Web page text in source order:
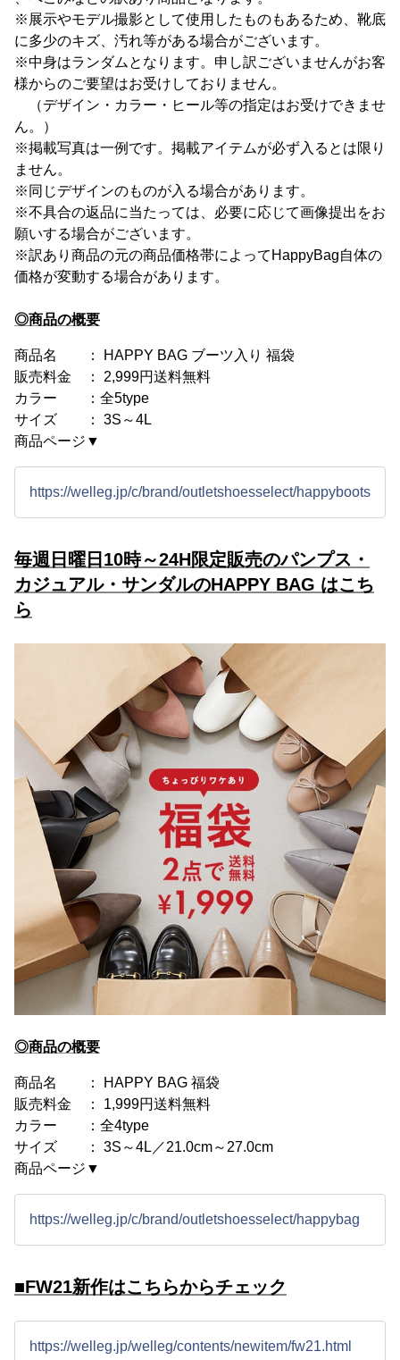
※展示やモデル撮影として使用したものもあるため、靴底
に多少のキズ、汚れ等がある場合がございます。
※中身はランダムとなります。申し訳ございませんがお客
様からのご要望はお受けしておりません。
（デザイン・カラー・ヒール等の指定はお受けできませ
ん。）
※掲載写真は一例です。掲載アイテムが必ず入るとは限り
ません。
※同じデザインのものが入る場合があります。
※不具合の返品に当たっては、必要に応じて画像提出をお
願いする場合がございます。
※訳あり商品の元の商品価格帯によってHappyBag自体の
価格が変動する場合があります。
◎商品の概要
商品名 ： HAPPY BAG ブーツ入り 福袋
販売料金 ： 2,999円送料無料
カラー ：全5type
サイズ ： 3S～4L
商品ページ▼
https://welleg.jp/c/brand/outletshoesselect/happyboots
毎週日曜日10時～24H限定販売のパンプス・
カジュアル・サンダルのHAPPY BAG はこち
ら
◎商品の概要
商品名 ： HAPPY BAG 福袋
販売料金 ： 1,999円送料無料
カラー ：全4type
サイズ ： 3S～4L／21.0cm～27.0cm
商品ページ▼
https://welleg.jp/c/brand/outletshoesselect/happybag
■FW21新作はこちらからチェック
https://welleg.jp/welleg/contents/newitem/fw21.html